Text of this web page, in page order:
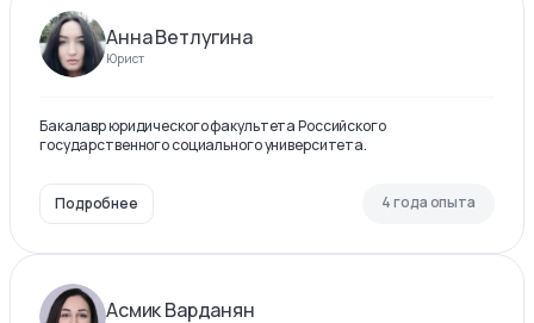
Анна Ветлугина
Юрист
Бакалавр юридического факультета Российского
государственного социального университета.
Подробнее 4 года опыта
Асмик Варданян